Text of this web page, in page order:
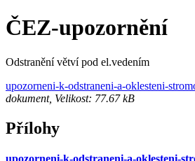
ČEZ-upozornění
Odstranění větví pod el.vedením
upozorneni-k-odstraneni-a-oklesteni-
dokument, Velikost: 77.67 kB
Přílohy
upozorneni-k-odstraneni-a-oklesteni-